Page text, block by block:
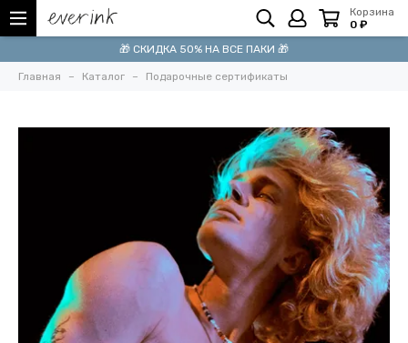
Корзина
0 ₽
🎁 СКИДКА 50% НА ВСЕ ПАКИ 🎁
Главная Каталог Подарочные сертификаты